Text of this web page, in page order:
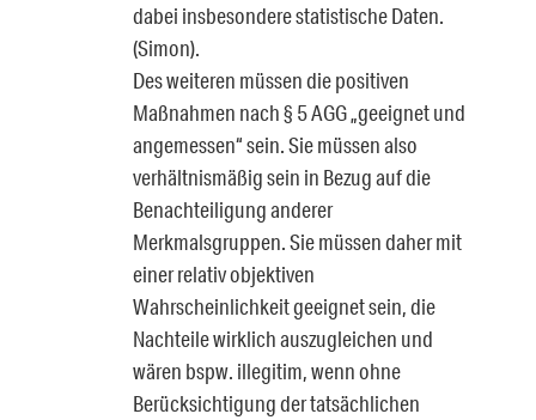
dabei insbesondere statistische Daten.
(Simon).
Des weiteren müssen die positiven
Maßnahmen nach § 5 AGG „geeignet und
angemessen“ sein. Sie müssen also
verhältnismäßig sein in Bezug auf die
Benachteiligung anderer
Merkmalsgruppen. Sie müssen daher mit
einer relativ objektiven
Wahrscheinlichkeit geeignet sein, die
Nachteile wirklich auszugleichen und
wären bspw. illegitim, wenn ohne
Berücksichtigung der tatsächlichen